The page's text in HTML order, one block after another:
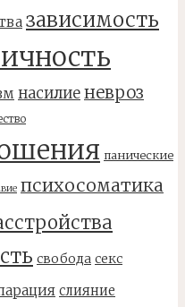
зависимость
насилиеневроз
панические
психосоматика
свобода секс
слияние